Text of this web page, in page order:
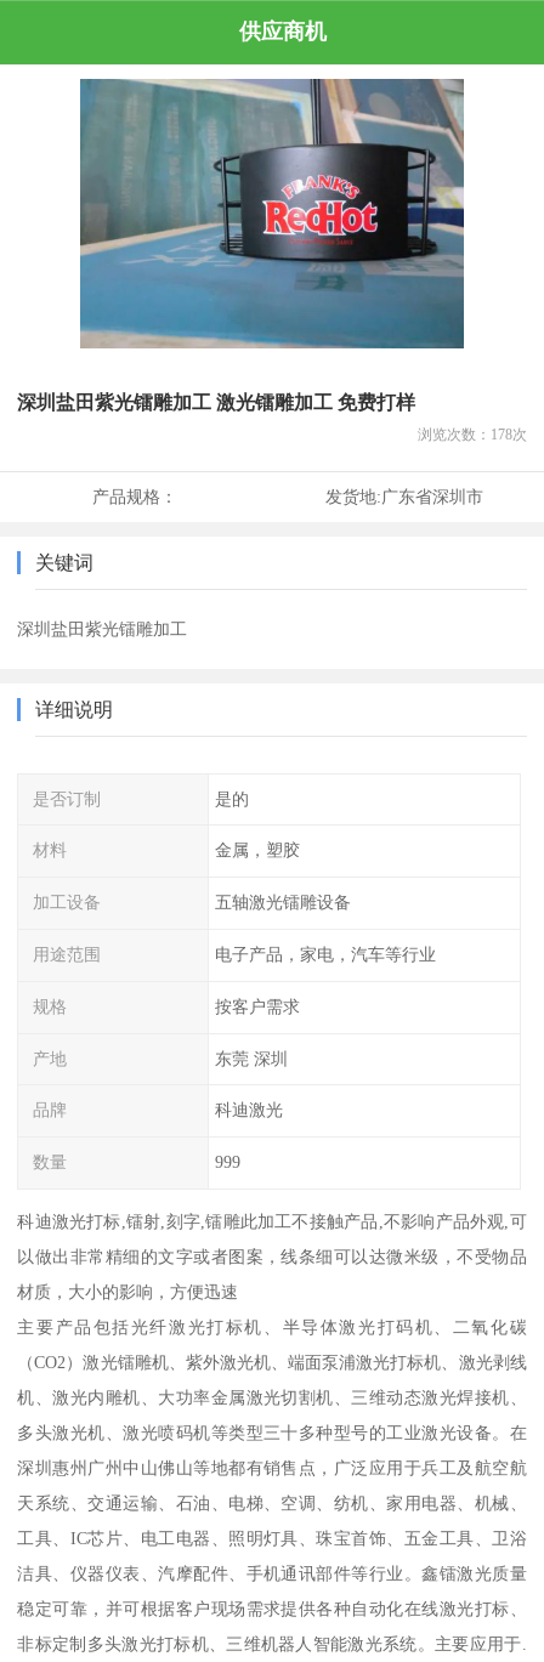
供应商机
深圳盐田紫光镭雕加工 激光镭雕加工 免费打样
浏览次数： 178次
产品规格： 发货地:广东省深圳市
关键词
深圳盐田紫光镭雕加工
详细说明
是否订制 是的
材料 金属，塑胶
加工设备 五轴激光镭雕设备
用途范围 电子产品，家电，汽车等行业
规格 按客户需求
产地 东莞 深圳
品牌 科迪激光
数量 999
科迪激光打标,镭射,刻字,镭雕此加工不接触产品,不影响产品外观,可
以做出非常精细的文字或者图案，线条细可以达微米级，不受物品
材质，大小的影响，方便迅速
主要产品包括光纤激光打标机、半导体激光打码机、二氧化碳
（CO2）激光镭雕机、紫外激光机、端面泵浦激光打标机、激光剥线
机、激光内雕机、大功率金属激光切割机、三维动态激光焊接机、
多头激光机、激光喷码机等类型三十多种型号的工业激光设备。在
深圳惠州广州中山佛山等地都有销售点，广泛应用于兵工及航空航
天系统、交通运输、石油、电梯、空调、纺机、家用电器、机械、
工具、IC芯片、电工电器、照明灯具、珠宝首饰、五金工具、卫浴
洁具、仪器仪表、汽摩配件、手机通讯部件等行业。鑫镭激光质量
稳定可靠，并可根据客户现场需求提供各种自动化在线激光打标、
非标定制多头激光打标机、三维机器人智能激光系统。主要应用于.